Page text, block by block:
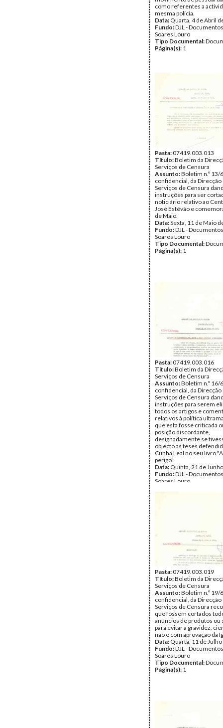
como referentes a
mesma polícia.
Data: Quarta, 4 de Abril
Fundo:DJL -
Soares Louro
Tipo Documental:
Página(s): 1
Pasta:07419.003.013
Título:Boletim da
Serviços de Censura
Assunto:Boletim n.º 13/
confidencial, da Direcção
Serviços de Censura
instruções para ser
noticiário relativo ao
José Estêvão e
de Maio.
Data:Sexta, 11 de Maio
Fundo:DJL -
Soares Louro
Tipo Documental:
Página(s): 1
Pasta:07419.003.016
Título:Boletim da
Serviços de Censura
Assunto:Boletim n.º 16/
confidencial, da Direcção
Serviços de Censura
instruções para serem
todos os artigos e
relativos à política
que esta fosse criticada
posição discordante,
designadamente se
objecto as teses
Cunha Leal no seu livro
perigo".
Data: Quinta, 21 de
Fundo:DJL -
Soares Louro
Pasta:07419.003.019
Título:Boletim da
Serviços de Censura
Assunto:Boletim n.º 19/
confidencial, da Direcção
Serviços de Censura
que fossem cortados
anúncios de produtos ou
para evitar a gravidez,
não e com aprovação da
Data: Quarta, 11 de
Fundo:DJL -
Soares Louro
Tipo Documental:
Página(s): 1